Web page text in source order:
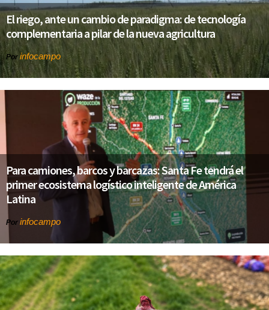
El riego, ante un cambio de paradigma: de tecnología
complementaria a pilar de la nueva agricultura
Por infocampo
Para camiones, barcos y barcazas: Santa Fe tendrá el
primer ecosistema logístico inteligente de América
Latina
Por infocampo